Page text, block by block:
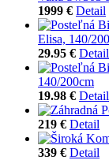
1999 € Detail
Elisa, 140/
29.95 € Detail
140/200cm
19.98 € Detail
219 € Detail
339 € Detail